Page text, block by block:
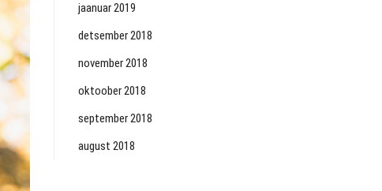
jaanuar 2019
detsember 2018
november 2018
oktoober 2018
september 2018
august 2018